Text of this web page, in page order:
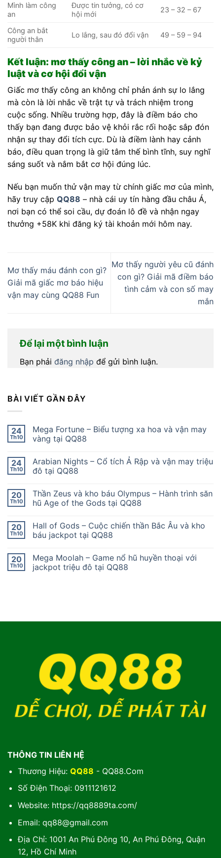
Mình làm công
an
Được tin tưởng, có cơ
hội mới
23 – 32 – 67
Công an bắt
người thân
Lo lắng, sau đó đổi vận 49 – 59 – 94
Kết luận: mơ thấy công an – lời nhắc về kỷ
luật và cơ hội đổi vận
Giấc mơ thấy công an không chỉ phản ánh sự lo lắng
mà còn là lời nhắc về trật tự và trách nhiệm trong
cuộc sống. Nhiều trường hợp, đây là điềm báo cho
thấy bạn đang được bảo vệ khỏi rắc rối hoặc sắp đón
nhận sự thay đổi tích cực. Dù là điềm lành hay cảnh
báo, điều quan trọng là giữ tâm thế bình tĩnh, suy nghĩ
sáng suốt và nắm bắt cơ hội đúng lúc.
Nếu bạn muốn thử vận may từ chính giấc mơ của mình,
hãy truy cập QQ88 – nhà cái uy tín hàng đầu châu Á,
nơi bạn có thể soi cầu, dự đoán lô đề và nhận ngay
thưởng +58K khi đăng ký tài khoản mới hôm nay.
Mơ thấy máu đánh con gì?
Giải mã giấc mơ báo hiệu
vận may cùng QQ88 Fun
Mơ thấy người yêu cũ đánh
con gì? Giải mã điềm báo
tình cảm và con số may
mắn
Để lại một bình luận
Bạn phải đăng nhập để gửi bình luận.
BÀI VIẾT GẦN ĐÂY
24
Th10
Mega Fortune – Biểu tượng xa hoa và vận may
vàng tại QQ88
24
Th10
Arabian Nights – Cổ tích Ả Rập và vận may triệu
đô tại QQ88
20
Th10
Thần Zeus và kho báu Olympus – Hành trình săn
hũ Age of the Gods tại QQ88
20
Th10
Hall of Gods – Cuộc chiến thần Bắc Âu và kho
báu jackpot tại QQ88
20
Th10
Mega Moolah – Game nổ hũ huyền thoại với
jackpot triệu đô tại QQ88
THÔNG TIN LIÊN HỆ
Thương Hiệu: QQ88 - QQ88.Com
Số Điện Thoại: 0911121612
Website: https://qq8889ta.com/
Email: qq88@gmail.com
Địa Chỉ: 1001 An Phú Đông 10, An Phú Đông, Quận
12, Hồ Chí Minh